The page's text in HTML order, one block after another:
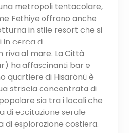
metropoli tentacolare,
Fethiye offrono anche
in stile resort che si
in cerca di
al mare. La Città
ha affascinanti bar e
quartiere di Hisarönü è
striscia concentrata di
sia tra i locali che
di eccitazione serale
di esplorazione costiera.